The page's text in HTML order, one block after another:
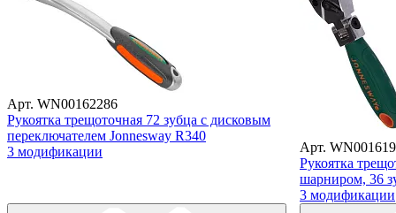
Арт. WN00162286
Рукоятка трещоточная 72 зубца с дисковым
переключателем Jonnesway R340
3 модификации
Арт.
Рукоятка
шарниром, 36
3 модификации